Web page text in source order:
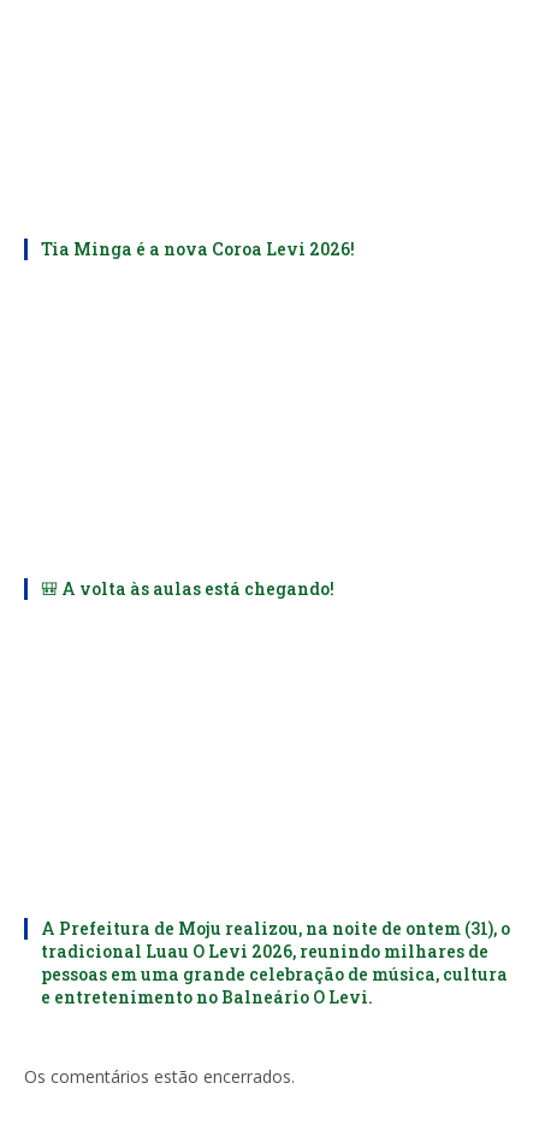
Tia Minga é a nova Coroa Levi 2026!
🎒 A volta às aulas está chegando!
A Prefeitura de Moju realizou, na noite de ontem (31), o
tradicional Luau O Levi 2026, reunindo milhares de
pessoas em uma grande celebração de música, cultura
e entretenimento no Balneário O Levi.
Os comentários estão encerrados.